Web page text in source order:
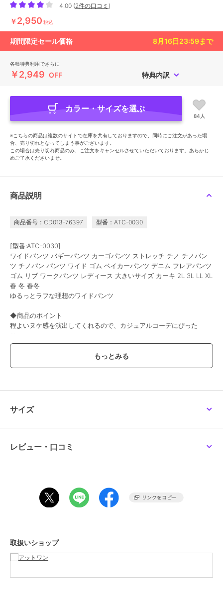
4.00 (2件の口コミ )
￥2,950 税込
期間限定セール価格 8月16日23:59まで
各種特典利用でさらに
￥2,949 OFF 特典内訳
カラー・サイズを選ぶ
84人
※こちらの商品は複数のサイトで在庫を共有しておりますので、同時にご注文があった場
合、売り切れとなってしまう事がございます。
この場合は売り切れ商品のみ、ご注文をキャンセルさせていただいております。あらかじ
めご了承くださいませ。
商品説明
商品番号：CD013-76397 型番：ATC-0030
[型番:ATC-0030]
ワイドパンツ バギーパンツ カーゴパンツ ストレッチ チノ チノパン
ツ チノパン パンツ ワイド ゴム ベイカーパンツ デニム フレアパンツ
ゴム リブ ワークパンツ レディース 大きいサイズ カーキ 2L 3L LL XL
春 冬 春冬
ゆるっとラフな理想のワイドパンツ
◆商品のポイント
程よいヌケ感を演出してくれるので、カジュアルコーデにぴった
り！！
裾切り替えのデザインでワイドにかっこよく仕上がります。脚長効果
も抜群で後ろ姿をすっきりに見せてくれます。
また、ウエストゴムで着脱しやすくストレスフリーな穿き心地に。
着心地の良い、さらっとした軽い薄手の生地感です。
どのカラーも持っていたい定番の3色展開。合わせやすい定番の”ブラ
幅：31cm、股上：33/40cm、股下：69cm
［LLサイズ］ウエスト：72cm、ヒップ：55cm、渡り幅：34.5cm、
【伸縮性】あり
【原産国】バングラデシュ
サイズ
レビュー・口コミ
取扱いショップ